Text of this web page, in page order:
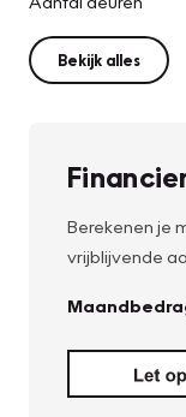
Bekijk alles
Berekenen je
vrijblijvende